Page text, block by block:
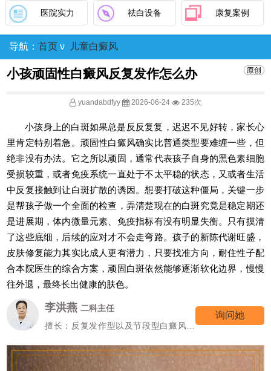
医院实力 祛白设备 康复案例
导航： 首页 ν 儿童白癜风
小孩顽固性白癜风反复发作怎么办
yuandabdfyy 2026-06-24 235次
小孩身上的白斑如果总是反反复复，迟迟不见好转，家长心
里肯定特别着急。顽固性白癜风确实比普通类型要难缠一些，但
绝非没有办法。它之所以顽固，通常代表孩子自身的黑色素细胞
受损较重，或者免疫系统一直处于不太平稳的状态，又或者生活
中反复接触到让白斑扩散的诱因。想要打破这种僵局，关键一步
是帮孩子做一个全面的检查，弄清楚现在的白斑究竟是稳定期还
是进展期，体内微量元素、免疫指标有没有明显失衡。只有摸清
了这些底细，后续的应对才不会走弯路。孩子的新陈代谢旺盛，
皮肤修复能力其实比成人更有潜力，只要找准方向，耐住性子配
合本院医生的综合方案，顽固白斑依然能够逐渐软化边界，慢慢
往外退，最终长出健康的肤色。
李洪燕 二科主任
擅长：反复发作型以及节段型白癜风诊
询问她